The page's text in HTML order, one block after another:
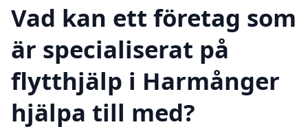
Vad kan ett företag som
är specialiserat på
flytthjälp i Harmånger
hjälpa till med?